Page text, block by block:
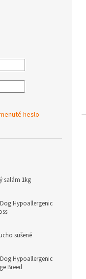
heslo
salám 1kg
Hypoallergenic
sušené
Hypoallergenic
Breed